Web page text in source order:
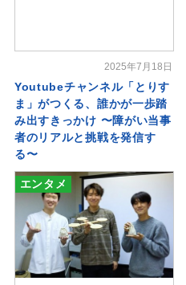
2025年7月18日
Youtubeチャンネル「とりす
ま」がつくる、誰かが一歩踏
み出すきっかけ 〜障がい当事
者のリアルと挑戦を発信す
る〜
エンタメ